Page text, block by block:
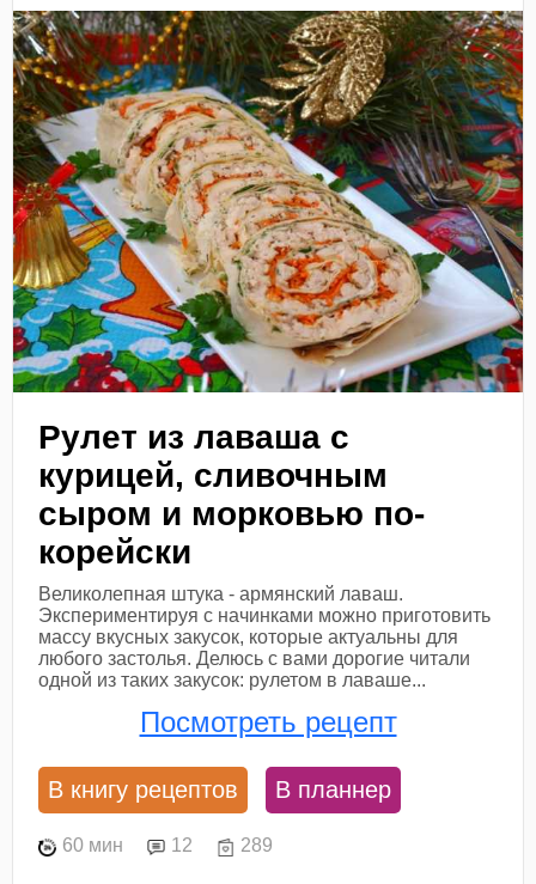
Рулет из лаваша с
курицей, сливочным
сыром и морковью по-
корейски
Великолепная штука - армянский лаваш.
Экспериментируя с начинками можно приготовить
массу вкусных закусок, которые актуальны для
любого застолья. Делюсь с вами дорогие читали
одной из таких закусок: рулетом в лаваше...
Посмотреть рецепт
В книгу рецептов В планнер
60 мин 12 289